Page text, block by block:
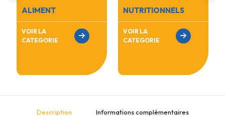
ALIMENT
VOIR LA
CATEGORIE
NUTRITIONNELS
VOIR LA
CATEGORIE
Description Informations complémentaires